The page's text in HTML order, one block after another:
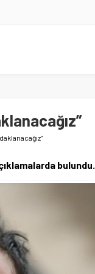
bulundu.